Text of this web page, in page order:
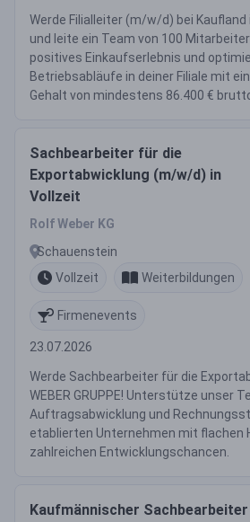
Werde Filialleiter (m/w/d) bei Kaufland
und leite ein Team von 100
positives Einkaufserlebnis und
Betriebsabläufe in deiner Filiale mit
Gehalt von mindestens 86.400 € brutto
Sachbearbeiter für die
Exportabwicklung (m/w/d) in
Vollzeit
Rolf Weber KG
Schauenstein
Vollzeit
Weiterbildungen
Firmenevents
23.07.2026
Werde Sachbearbeiter für die
WEBER GRUPPE! Unterstütze unser
Auftragsabwicklung und
etablierten Unternehmen mit flachen
zahlreichen Entwicklungschancen.
Kaufmännischer Sachbearbeiter